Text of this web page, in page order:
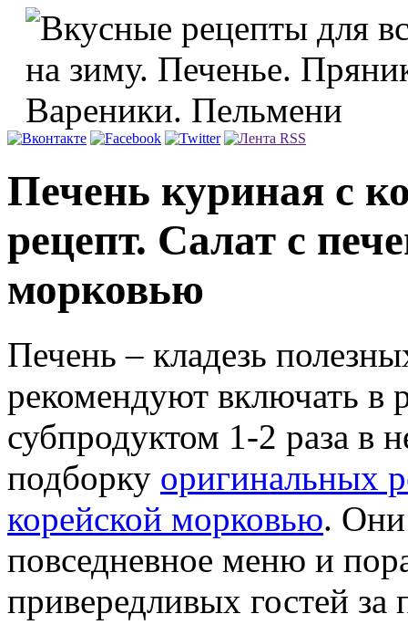
Печень куриная с
рецепт. Салат с
морковью
Печень – кладезь
рекомендуют включать в
субпродуктом 1-2 раза в
подборку оригинальных
корейской морковью. Они
повседневное меню и
привередливых гостей